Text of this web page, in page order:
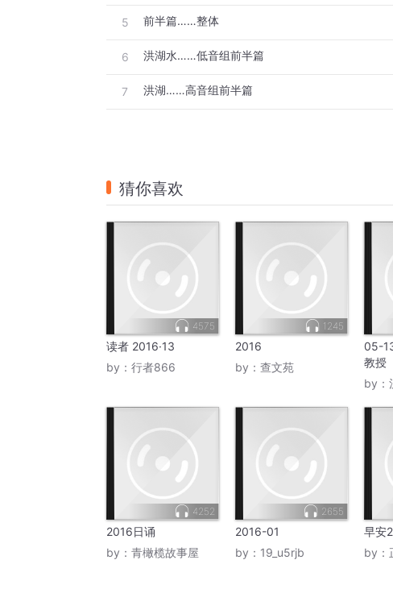
5 前半篇……整体
6 洪湖水……低音组前半篇
7 洪湖……高音组前半篇
猜你喜欢
4575
读者 2016·13
by： 行者866
1245
2016
by： 查文苑
05-
教授
by：
4252
2016日诵
by： 青橄榄故事屋
2655
2016-01
by： 19_u5rjb
早安
by：